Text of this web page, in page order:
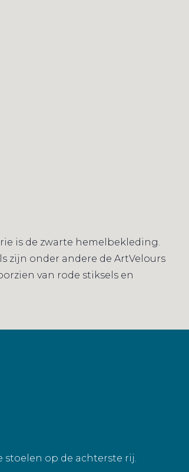
is de zwarte hemelbekleding.
zijn onder andere de ArtVelours
van rode stiksels en
stoelen op de achterste rij.